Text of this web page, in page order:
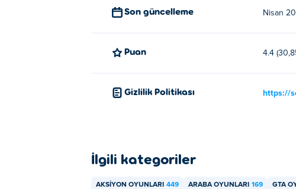
Son güncelleme Nisan
Puan 4.4
Gizlilik Politikası https://
İlgili kategoriler
AKSIYON OYUNLARI 449 ARABA OYUNLARI 169 GTA